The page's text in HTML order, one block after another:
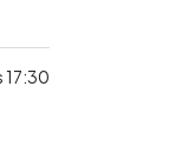
17:30